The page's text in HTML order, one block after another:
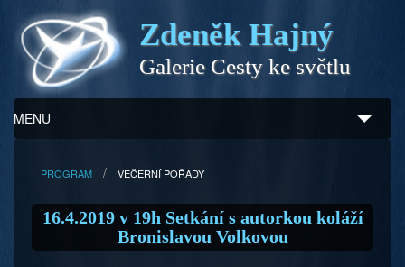
Zdeněk Hajný
Galerie Cesty ke světlu
MENU
Zdeněk Hajný
PROGRAM VEČERNÍ POŘADY
16.4.2019 v 19h Setkání s autorkou koláží
Bronislavou Volkovou